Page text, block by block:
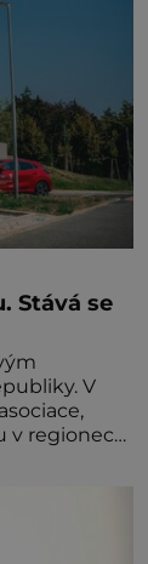
Stává se
V
v regionech.